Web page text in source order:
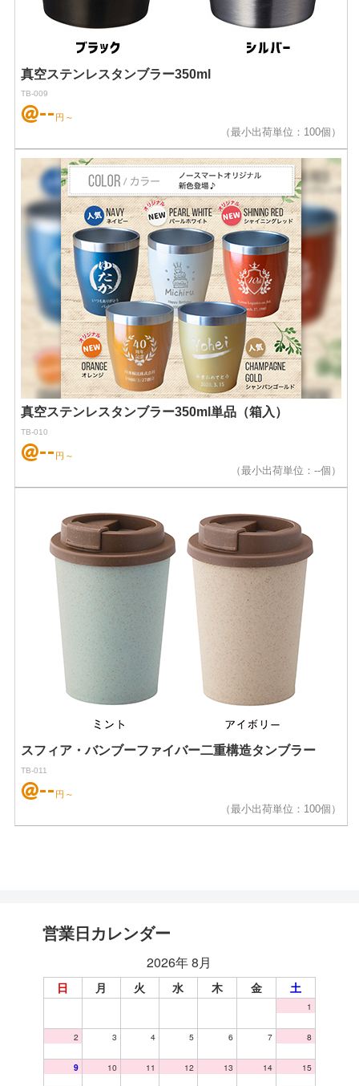
真空ステンレスタンブラー350ml
TB-009
@-- 円～
（最小出荷単位：100個）
真空ステンレスタンブラー350ml単品（箱入）
TB-010
@-- 円～
（最小出荷単位：--個）
スフィア・バンブーファイバー二重構造タンブラー
TB-011
@-- 円～
（最小出荷単位：100個）
営業日カレンダー
2026年 8月
日 月 火 水 木 金 土
1
2 3 4 5 6 7 8
9 10 11 12 13 14 15